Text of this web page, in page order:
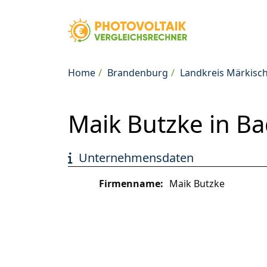
Home Brandenburg Landkreis
Maik Butzke in
Unternehmensdaten
Firmenname: Maik Butzke